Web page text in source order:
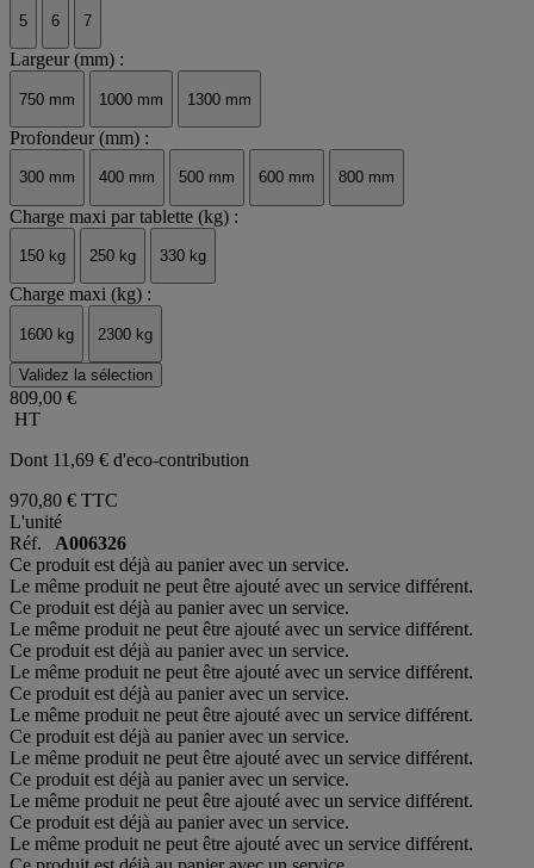
5 6 7
Largeur (mm) :
750 mm 1000 mm 1300 mm
Profondeur (mm) :
300 mm 400 mm 500 mm 600 mm 800 mm
Charge maxi par tablette (kg) :
150 kg 250 kg 330 kg
Charge maxi (kg) :
1600 kg 2300 kg
Validez la sélection
809,00 €
HT
Dont 11,69 € d'eco-contribution
970,80 € TTC
L'unité
Réf. A006326
Ce produit est déjà au panier avec un service.
Le même produit ne peut être ajouté avec un service différent.
Ce produit est déjà au panier avec un service.
Le même produit ne peut être ajouté avec un service différent.
Ce produit est déjà au panier avec un service.
Le même produit ne peut être ajouté avec un service différent.
Ce produit est déjà au panier avec un service.
Le même produit ne peut être ajouté avec un service différent.
Ce produit est déjà au panier avec un service.
Le même produit ne peut être ajouté avec un service différent.
Ce produit est déjà au panier avec un service.
Le même produit ne peut être ajouté avec un service différent.
Ce produit est déjà au panier avec un service.
Le même produit ne peut être ajouté avec un service différent.